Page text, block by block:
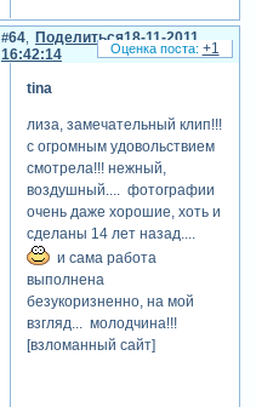
Поделиться
64
18-11-2011
16:42:14
tina
лиза, замечательный клип!!!
с огромным удовольствием
смотрела!!! нежный,
воздушный.... фотографии
очень даже хорошие, хоть и
сделаны 14 лет назад....
и сама работа
выполнена
безукоризненно, на мой
взгляд... молодчина!!!
[взломанный сайт]
+1